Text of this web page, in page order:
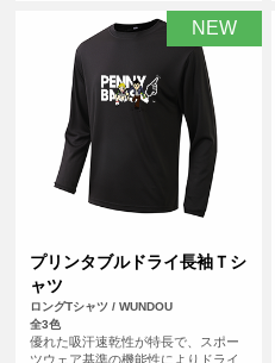
NEW
プリンタブルドライ長袖Ｔシ
ャツ
ロングTシャツ / WUNDOU
全3色
優れた吸汗速乾性が特長で、スポー
ツウェア基準の機能性によりドライ